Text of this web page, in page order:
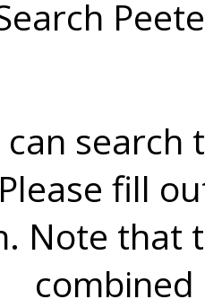
search
fill
Note that
combined